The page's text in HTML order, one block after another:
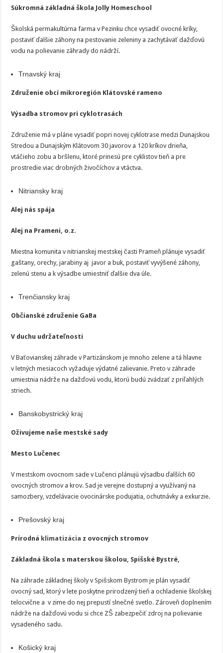
Súkromná základná škola Jolly Homeschool
Školská permakultúrna farma v Pezinku chce vysadiť ovocné kríky,
postaviť ďalšie záhony na pestovanie zeleniny a zachytávať dažďovú
vodu na polievanie záhrady do nádrží.
Trnavský kraj
Združenie obcí mikroregión Klátovské rameno
Výsadba stromov pri cyklotrasách
Združenie má v pláne vysadiť popri novej cyklotrase medzi Dunajskou
Stredou a Dunajským Klátovom 30 javorov a 120 kríkov drieňa,
vtáčieho zobu a bršlenu, ktoré prinesú pre cyklistov tieň a pre
prostredie viac drobných živočíchov a vtáctva.
Nitriansky kraj
Alej nás spája
Alej na Prameni, o.z.
Miestna komunita v nitrianskej mestskej časti Prameň plánuje vysadiť
gaštany, orechy, jarabiny aj javor a buk, postaviť vyvýšené záhony,
zelenú stenu a k výsadbe umiestniť ďalšie dva úle.
Trenčiansky kraj
Občianské združenie GaBa
V duchu udržateľnosti
V Baťovianskej záhrade v Partizánskom je mnoho zelene a tá hlavne
v letných mesiacoch vyžaduje výdatné zalievanie. Preto v záhrade
umiestnia nádrže na dažďovú vodu, ktorú budú zvádzať z priľahlých
striech.
Banskobystrický kraj
Oživujeme naše mestské sady
Mesto Lučenec
V mestskom ovocnom sade v Lučenci plánujú výsadbu ďalších 60
ovocných stromov a krov. Sad je verejne dostupný a využívaný na
samozbery, vzdelávacie ovocinárske podujatia, ochutnávky a exkurzie.
Prešovský kraj
Prírodná klimatizácia z ovocných stromov
Základná škola s materskou školou, Spišské Bystré,
Na záhrade základnej školy v Spišskom Bystrom je plán vysadiť
ovocný sad, ktorý v lete poskytne prirodzený tieň a ochladenie školskej
telocvične a v zime do nej prepustí slnečné svetlo. Zároveň doplnením
nádrže na dažďovú vodu si chce ZŠ zabezpečiť zdroj na polievanie
vysadeného sadu.
Košický kraj